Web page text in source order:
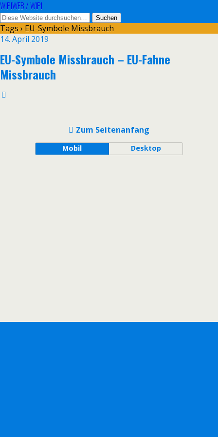
WIPIWEB / WIPI
Tags › EU-Symbole Missbrauch
14. April 2019
EU-Symbole Missbrauch – EU-Fahne
Missbrauch
Zum Seitenanfang
Mobil Desktop